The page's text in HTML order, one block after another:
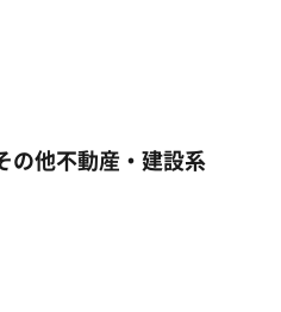
の他不動産・建設系